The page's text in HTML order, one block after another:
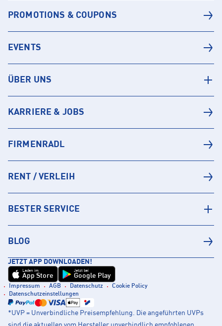
PROMOTIONS & COUPONS
EVENTS
ÜBER UNS
KARRIERE & JOBS
FIRMENRADL
RENT / VERLEIH
BESTER SERVICE
BLOG
JETZT APP DOWNLOADEN!
Laden im
App Store
Jetzt bei
Google Play
Impressum AGB Datenschutz
Cookie Policy
Datenschutzeinstellungen
*UVP = Unverbindliche Preisempfehlung. Die angeführten UVPs